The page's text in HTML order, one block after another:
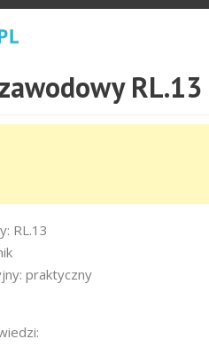
RL.13
praktyczny